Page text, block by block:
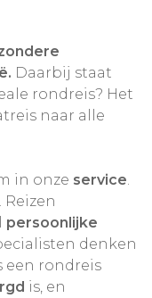
Daarbij staat
rondreis? Het
naar alle
in onze service
. Reizen
persoonlijke
denken
een rondreis
is, en